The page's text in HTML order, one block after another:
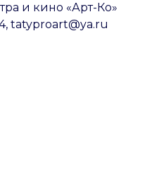
и кино «Арт-Ко»
tatyproart@ya.ru